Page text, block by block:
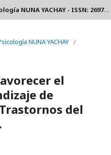
Revista Científica de Psicología NUNA YACHAY - ISSN: 2697-3588.
NUNA YACHAY /
el
de
del